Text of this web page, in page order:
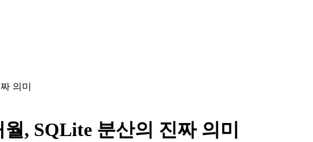
의미
, SQLite 분산의 진짜 의미